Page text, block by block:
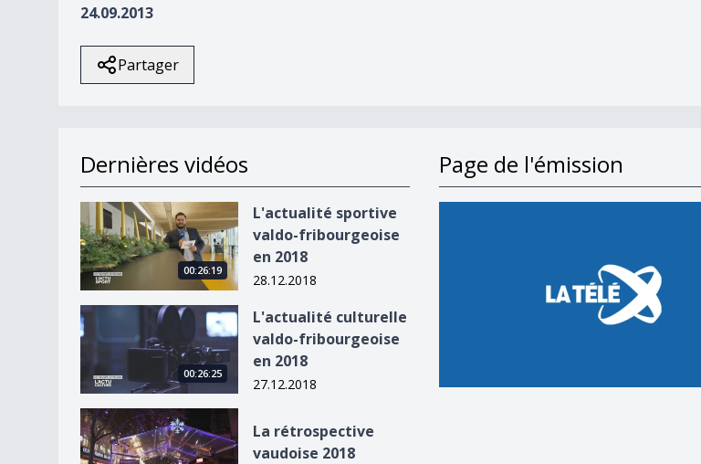
24.09.2013
Partager
Dernières vidéos
L&#039;actualité sportive valdo-fribourgeoise en 2018
00:26:19
L'actualité sportive
valdo-fribourgeoise
en 2018
28.12.2018
L&#039;actualité culturelle valdo-fribourgeoise en 2018
00:26:25
L'actualité culturelle
valdo-fribourgeoise
en 2018
27.12.2018
La rétrospective vaudoise 2018
La rétrospective
vaudoise 2018
Page de l'émission